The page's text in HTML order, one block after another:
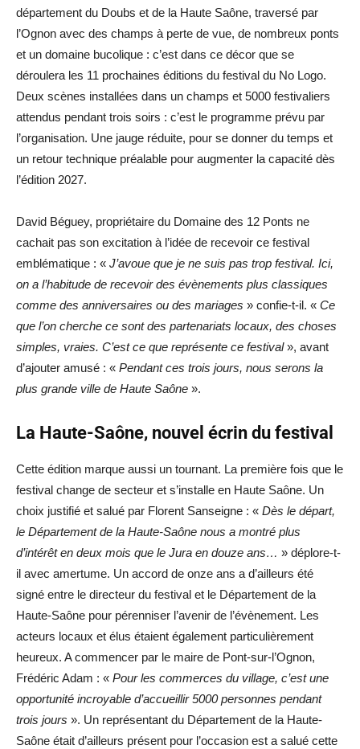
département du Doubs et de la Haute Saône, traversé par
l’Ognon avec des champs à perte de vue, de nombreux ponts
et un domaine bucolique : c’est dans ce décor que se
déroulera les 11 prochaines éditions du festival du No Logo.
Deux scènes installées dans un champs et 5000 festivaliers
attendus pendant trois soirs : c’est le programme prévu par
l’organisation. Une jauge réduite, pour se donner du temps et
un retour technique préalable pour augmenter la capacité dès
l’édition 2027.
David Béguey, propriétaire du Domaine des 12 Ponts ne
cachait pas son excitation à l’idée de recevoir ce festival
emblématique : « J’avoue que je ne suis pas trop festival. Ici,
on a l’habitude de recevoir des évènements plus classiques
comme des anniversaires ou des mariages » confie-t-il. « Ce
que l’on cherche ce sont des partenariats locaux, des choses
simples, vraies. C’est ce que représente ce festival», avant
d’ajouter amusé : « Pendant ces trois jours, nous serons la
plus grande ville de Haute Saône ».
La Haute-Saône, nouvel écrin du festival
Cette édition marque aussi un tournant. La première fois que le
festival change de secteur et s’installe en Haute Saône. Un
choix justifié et salué par Florent Sanseigne : « Dès le départ,
le Département de la Haute-Saône nous a montré plus
d’intérêt en deux mois que le Jura en douze ans… » déplore-t-
il avec amertume. Un accord de onze ans a d’ailleurs été
signé entre le directeur du festival et le Département de la
Haute-Saône pour pérenniser l’avenir de l’évènement. Les
acteurs locaux et élus étaient également particulièrement
heureux. A commencer par le maire de Pont-sur-l’Ognon,
Frédéric Adam : « Pour les commerces du village, c’est une
opportunité incroyable d’accueillir 5000 personnes pendant
trois jours ». Un représentant du Département de la Haute-
Saône était d’ailleurs présent pour l’occasion est a salué cette